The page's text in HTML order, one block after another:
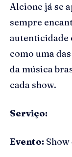
Alcione já se
sempre
autenticidade
como uma
da música
cada show.
Serviço:
Evento: